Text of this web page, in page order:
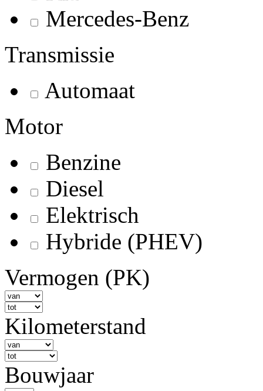
Mercedes-Benz
Transmissie
Automaat
Motor
Benzine
Diesel
Elektrisch
Hybride (PHEV)
Vermogen (PK)
Kilometerstand
Bouwjaar